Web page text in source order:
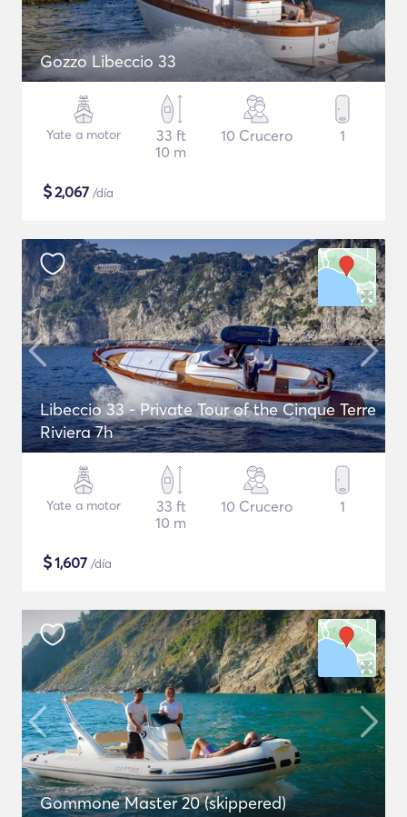
Gozzo Libeccio 33
Yate a motor
33 ft
10 m
10 Crucero 1
$2,067 /día
Libeccio 33 - Private Tour of the Cinque Terre
Riviera 7h
Yate a motor
33 ft
10 m
10 Crucero 1
$1,607 /día
Gommone Master 20 (skippered)